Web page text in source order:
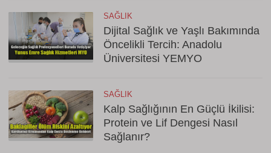
SAĞLIK
Dijital Sağlık ve Yaşlı Bakımında
Öncelikli Tercih: Anadolu
Üniversitesi YEMYO
SAĞLIK
Kalp Sağlığının En Güçlü İkilisi:
Protein ve Lif Dengesi Nasıl
Sağlanır?